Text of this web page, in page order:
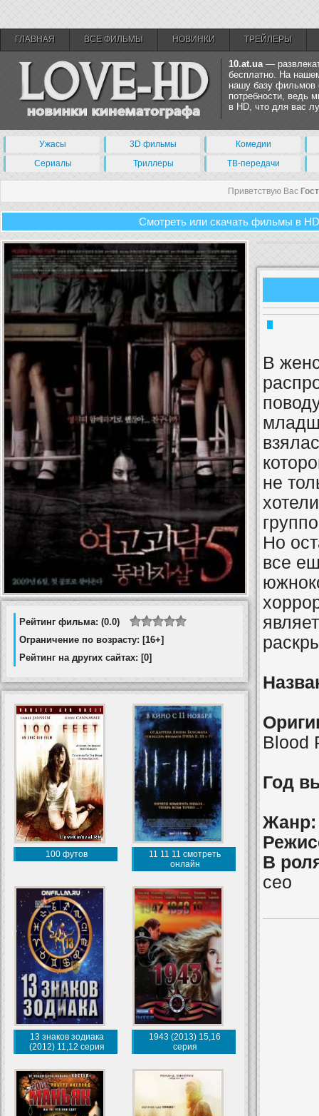
ГЛАВНАЯ ВСЕ ФИЛЬМЫ НОВИНКИ ТРЕЙЛЕРЫ
10.at.ua—
бесплатно. На
нашу базу фильмов
потребности, ведь
в HD, что для вас
Ужасы 3D фильмы
Комедии
Сериалы
Триллеры ТВ-передачи
Приветствую Вас
Смотреть или скачать фильмы в
Рейтинг фильма: (0.0)
Ограничение по возрасту: [16+]
Рейтинг на других сайтах: [0]
100 футов
11 11 11 смотреть
онлайн
13 знаков зодиака
(2012) 11,12 серия
1943 (2013) 15,16
серия
В
не
Но
все
Blood
Год
Жанр:
В
сео